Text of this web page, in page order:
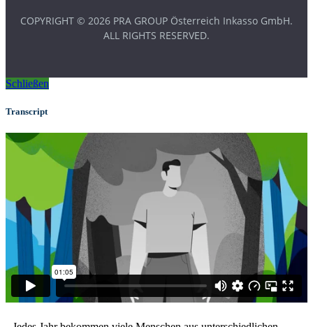
COPYRIGHT © 2026 PRA GROUP Österreich Inkasso GmbH.
ALL RIGHTS RESERVED.
Schließen
Transcript